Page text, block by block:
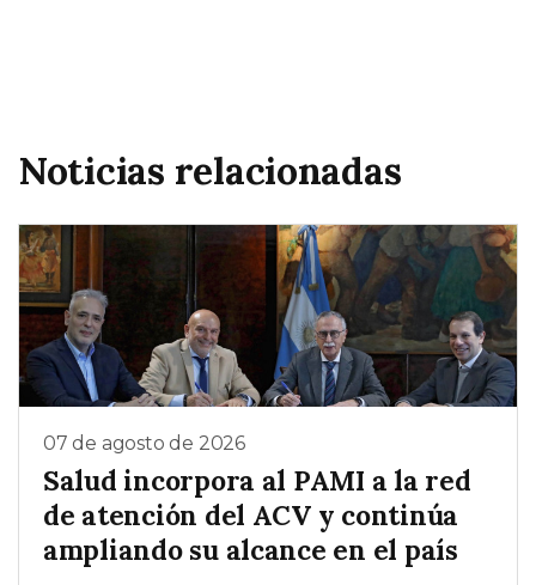
Noticias relacionadas
07 de agosto de 2026
Salud incorpora al PAMI a la red
de atención del ACV y continúa
ampliando su alcance en el país